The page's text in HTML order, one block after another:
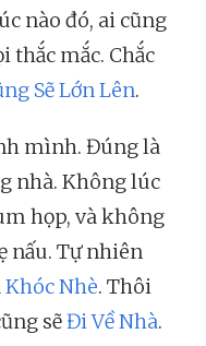
nào đó, ai cũng
thắc mắc. Chắc
Sẽ Lớn Lên.
mình. Đúng là
nhà. Không lúc
họp, và không
nấu. Tự nhiên
Khóc Nhè. Thôi
sẽĐi Về Nhà.